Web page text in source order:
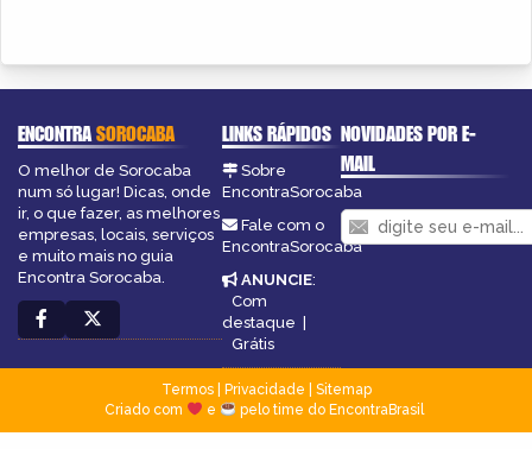
ENCONTRASOROCABA
O melhor de Sorocaba
num só lugar! Dicas, onde
ir, o que fazer, as melhores
empresas, locais, serviços
e muito mais no guia
Encontra Sorocaba.
LINKS RÁPIDOS
Sobre
EncontraSorocaba
Fale com o
EncontraSorocaba
ANUNCIE:
Com
destaque |
Grátis
NOVIDADES POR E-
MAIL
Termos| Privacidade
Sitemap
Criado com
e pelo time do EncontraBrasil